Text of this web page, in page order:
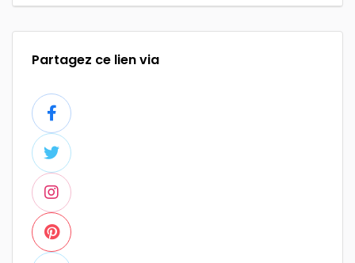
Partagez ce lien via